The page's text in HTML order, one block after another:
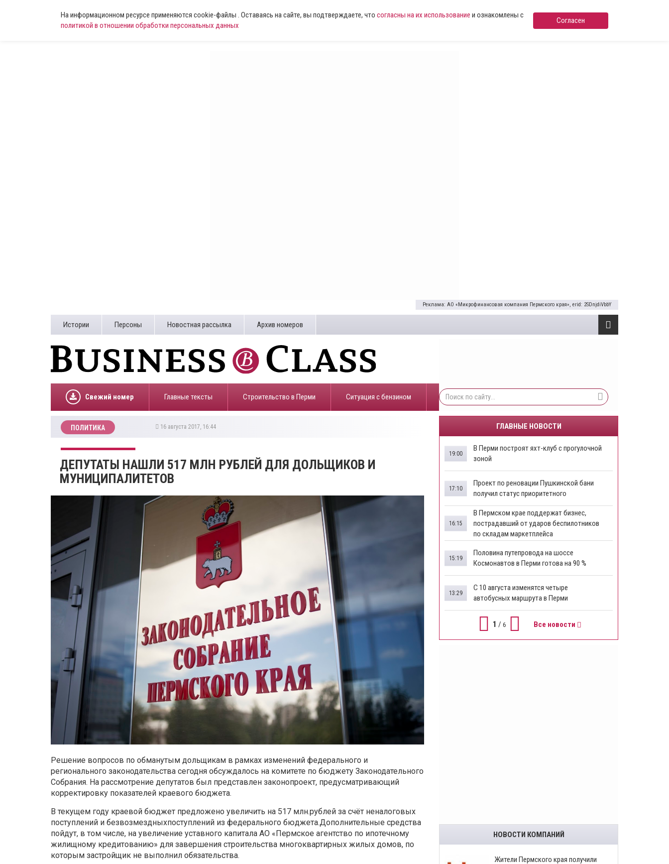
На информационном ресурсе применяются cookie-файлы . Оставаясь на сайте, вы подтверждаете, что согласны на их использование и ознакомлены с
политикой в отношении обработки персональных данных
Согласен
Реклама: АО «Микрофинансовая компания Пермского края», erid: 2SDnjdiVbbY
Истории Персоны Новостная рассылка Архив номеров
Свежий номер Главные тексты Строительство в Перми ​Ситуация с бензином
ПОЛИТИКА 16 августа 2017, 16:44
ДЕПУТАТЫ НАШЛИ 517 МЛН РУБЛЕЙ ДЛЯ ДОЛЬЩИКОВ И
МУНИЦИПАЛИТЕТОВ
Решение вопросов по обманутым дольщикам в рамках изменений федерального и
регионального законодательства сегодня обсуждалось на комитете по бюджету Законодательного
Собрания. На рассмотрение депутатов был представлен законопроект, предусматривающий
корректировку показателей краевого бюджета.
В текущем году краевой бюджет предложено увеличить на 517 млн.рублей за счёт неналоговых
поступлений и безвозмездныхпоступлений из федерального бюджета.Дополнительные средства
пойдут, в том числе, на увеличение уставного капитала АО «Пермское агентство по ипотечному
жилищному кредитованию» для завершения строительства многоквартирных жилых домов, по
которым застройщик не выполнил обязательства.
ГЛАВНЫЕ НОВОСТИ
В Перми построят яхт-клуб с прогулочной
зоной
19:00
​Проект по реновации Пушкинской бани
получил статус приоритетного
17:10
​В Пермском крае поддержат бизнес,
пострадавший от ударов беспилотников
по складам маркетплейса
16:15
​Половина путепровода на шоссе
Космонавтов в Перми готова на 90 %
15:19
​С 10 августа изменятся четыре
автобусных маршрута в Перми
13:29
1 / 6 Все новости
НОВОСТИ КОМПАНИЙ
​Жители Пермского края получили